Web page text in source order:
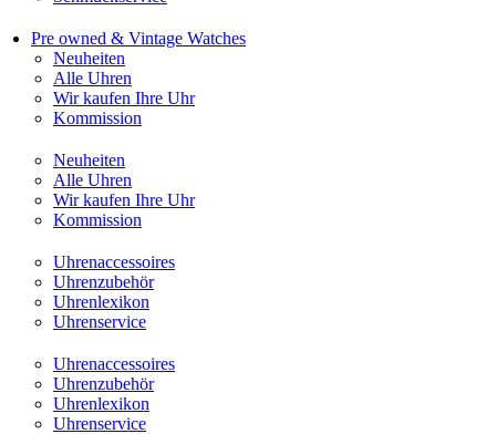
Pre owned & Vintage Watches
Neuheiten
Alle Uhren
Wir kaufen Ihre Uhr
Kommission
Neuheiten
Alle Uhren
Wir kaufen Ihre Uhr
Kommission
Uhrenaccessoires
Uhrenzubehör
Uhrenlexikon
Uhrenservice
Uhrenaccessoires
Uhrenzubehör
Uhrenlexikon
Uhrenservice